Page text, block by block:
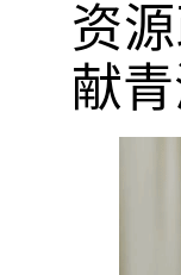
资
献